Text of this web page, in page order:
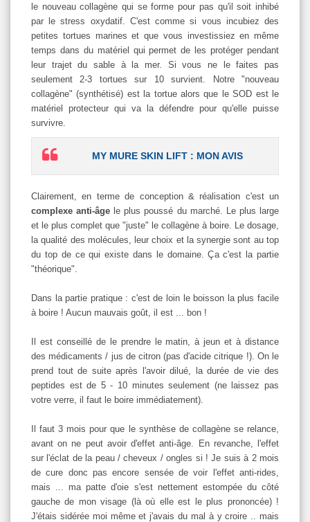
le nouveau collagène qui se forme pour pas qu'il soit inhibé
par le stress oxydatif. C'est comme si vous incubiez des
petites tortues marines et que vous investissiez en même
temps dans du matériel qui permet de les protéger pendant
leur trajet du sable à la mer. Si vous ne le faites pas
seulement 2-3 tortues sur 10 survient. Notre "nouveau
collagène" (synthétisé) est la tortue alors que le SOD est le
matériel protecteur qui va la défendre pour qu'elle puisse
survivre.
MY MURE SKIN LIFT : MON AVIS
Clairement, en terme de conception & réalisation c'est un
complexe anti-âge le plus poussé du marché. Le plus large
et le plus complet que "juste" le collagène à boire. Le dosage,
la qualité des molécules, leur choix et la synergie sont au top
du top de ce qui existe dans le domaine. Ça c'est la partie
"théorique".
Dans la partie pratique : c'est de loin le boisson la plus facile
à boire ! Aucun mauvais goût, il est ... bon !
Il est conseillé de le prendre le matin, à jeun et à distance
des médicaments / jus de citron (pas d'acide citrique !). On le
prend tout de suite après l'avoir dilué, la durée de vie des
peptides est de 5 - 10 minutes seulement (ne laissez pas
votre verre, il faut le boire immédiatement).
Il faut 3 mois pour que le synthèse de collagène se relance,
avant on ne peut avoir d'effet anti-âge. En revanche, l'effet
sur l'éclat de la peau / cheveux / ongles si ! Je suis à 2 mois
de cure donc pas encore sensée de voir l'effet anti-rides,
mais ... ma patte d'oie s'est nettement estompée du côté
gauche de mon visage (là où elle est le plus prononcée) !
J'étais sidérée moi même et j'avais du mal à y croire .. mais